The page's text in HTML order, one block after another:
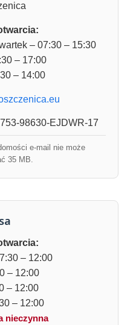
– 07:30 – 15:30
– 17:00
– 14:00
98630-EJDWR-17
e-mail nie może
35 MB.
– 12:00
– 12:00
– 12:00
– 12:00
nieczynna